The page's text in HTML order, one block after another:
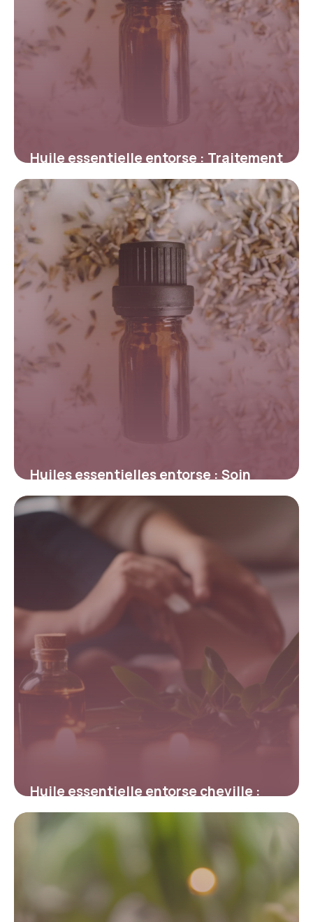
Huile essentielle entorse : Traitement
naturel rapide
15 mai 2026
Huiles essentielles entorse : Soin
naturel
13 mai 2026
Huile essentielle entorse cheville :
Soin naturel